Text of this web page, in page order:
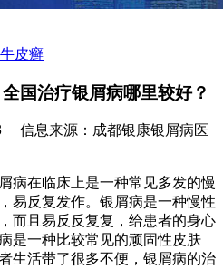
皮癣
国治疗银屑病哪里较好？
信息来源：成都银康银屑病医
病在临床上是一种常见多发的慢
易反复发作。银屑病是一种慢性
而且易反反复复，给患者的身心
是一种比较常见的顽固性皮肤
生活带了很多不便，银屑病的治